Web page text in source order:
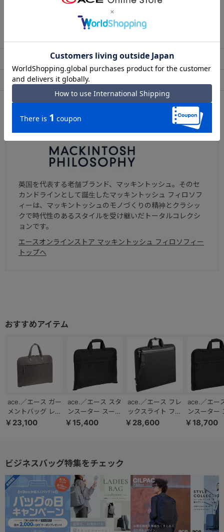
この商品について問い合わせる
出荷・配送について 返品・交換について
アフターサービス
ブランドについて
英国を代表する老舗ブランド、マッキントッシュ。そのセ
カンドラインとして誕生したマッキントッシュ フィロソフ
ィーは、マッキントッシュのモノづくりの精神とクラシッ
クで時代性のあるスタイルを受け継いだトータルコレクシ
ョンです。
エースオンラインストア マッキントッシュ フィロソフィー
トップへ
ace.／エース ガー
メントバッグ レデ
ィース 三つ折り
￥23,100
ace.／エース スタ
ンスーター スーツ
ガーメントバッグ
￥15,400
ace.／エース フレ
ックスライト フィ
ット 冠婚葬祭 ガ
￥28,600
ace.／エー
ンスーター
2着 ガーメ
￥18,700
ビジネスバッグ特集をチェック